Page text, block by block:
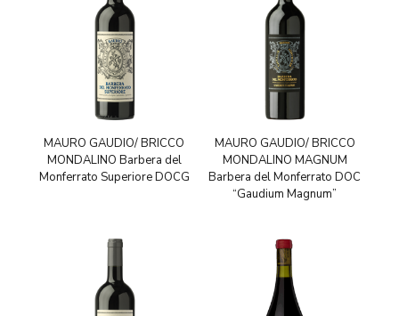
MAURO GAUDIO/ BRICCO
MONDALINO Barbera del
Monferrato Superiore DOCG
MAURO GAUDIO/ BRICCO
MONDALINO MAGNUM
Barbera del Monferrato DOC
“Gaudium Magnum”